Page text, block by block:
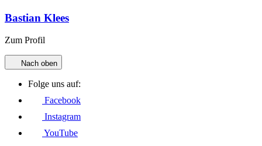
Bastian Klees
Zum Profil
Nach oben
Folge uns auf:
Facebook
Instagram
YouTube